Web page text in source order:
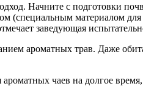
Начните с подготовки
(специальным материалом
заведующая
ароматных трав. Даже
чаев на долгое